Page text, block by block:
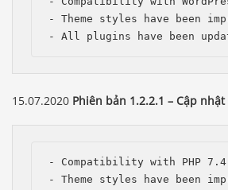
- Theme styles have been
- All plugins have been
15.07.2020 Phiên bản 1.2.2.1 – Cập nhật
- Compatibility with PHP 7.4
- Theme styles have been